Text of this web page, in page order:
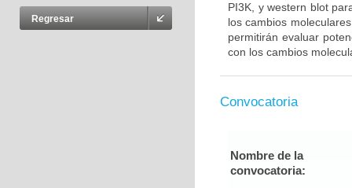
Regresar
PI3K, y western blot
los cambios
permitirán evaluar
con los cambios
Convocatoria
Nombre de la
convocatoria: